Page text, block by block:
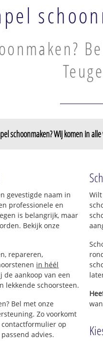
Teuge
schoonmaken? Wij komen in
gevestigde naam in
professionele en
is belangrijk, maar
Bekijk onze
repareren,
in héél
de aankoop van een
lekkende schoorsteen.
Bel met onze
Zo voorkomt
op
advies.